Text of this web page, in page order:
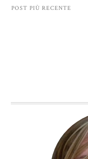
POST PIÙ RECENTE